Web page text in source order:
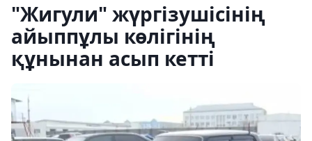
"Жигули" жүргізушісінің
айыппұлы көлігінің
құнынан асып кетті